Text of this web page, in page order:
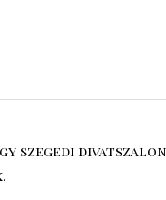
egy szegedi